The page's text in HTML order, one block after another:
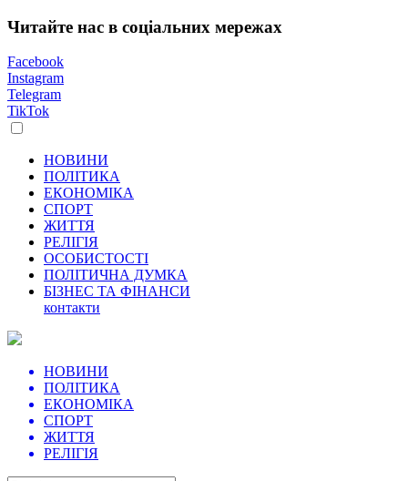
Читайте нас в соціальних мережах
Facebook
Instagram
Telegram
TikTok
НОВИНИ
ПОЛІТИКА
ЕКОНОМІКА
СПОРТ
ЖИТТЯ
РЕЛІГІЯ
ОСОБИСТОСТІ
ПОЛІТИЧНА ДУМКА
БІЗНЕС ТА ФІНАНСИ
контакти
НОВИНИ
ПОЛІТИКА
ЕКОНОМІКА
СПОРТ
ЖИТТЯ
РЕЛІГІЯ